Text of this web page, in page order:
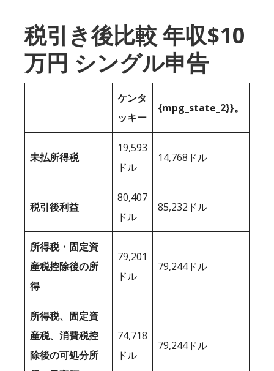
税引き後比較 年収$10
万円 シングル申告
ケンタ
ッキー
{mpg_state_2}}。
未払所得税
19,593
ドル
14,768ドル
税引後利益
80,407
ドル
85,232ドル
所得税・固定資
産税控除後の所
得
79,201
ドル
79,244ドル
所得税、固定資
産税、消費税控
除後の可処分所
74,718
ドル
79,244ドル